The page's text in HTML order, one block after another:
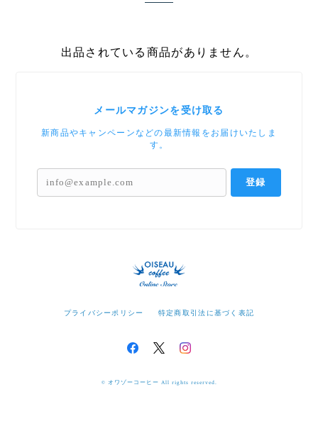
出品されている商品がありません。
メールマガジンを受け取る
新商品やキャンペーンなどの最新情報をお届けいたしま
す。
登録
プライバシーポリシー 特定商取引法に基づく表記
© オワゾーコーヒー All rights reserved.